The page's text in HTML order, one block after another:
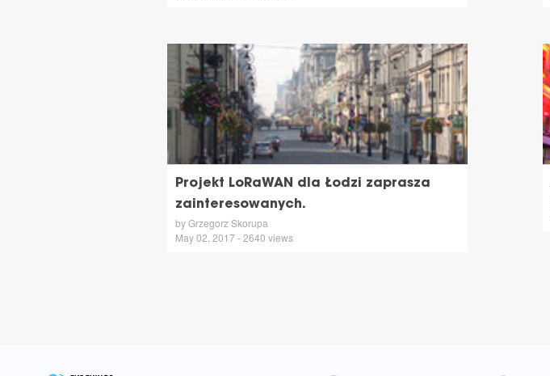
Projekt LoRaWAN dla Łodzi zaprasza
zainteresowanych.
by Grzegorz Skorupa
May 02, 2017 - 2640 views